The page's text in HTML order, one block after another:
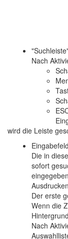
Nach
wird die Leiste
Die in
sofort
Der erste
Wenn die
Nach